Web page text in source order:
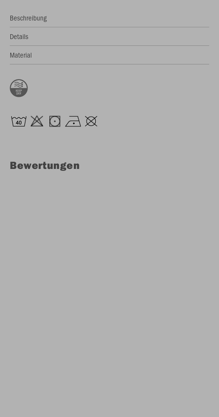
Beschreibung
Details
Material
Bewertungen